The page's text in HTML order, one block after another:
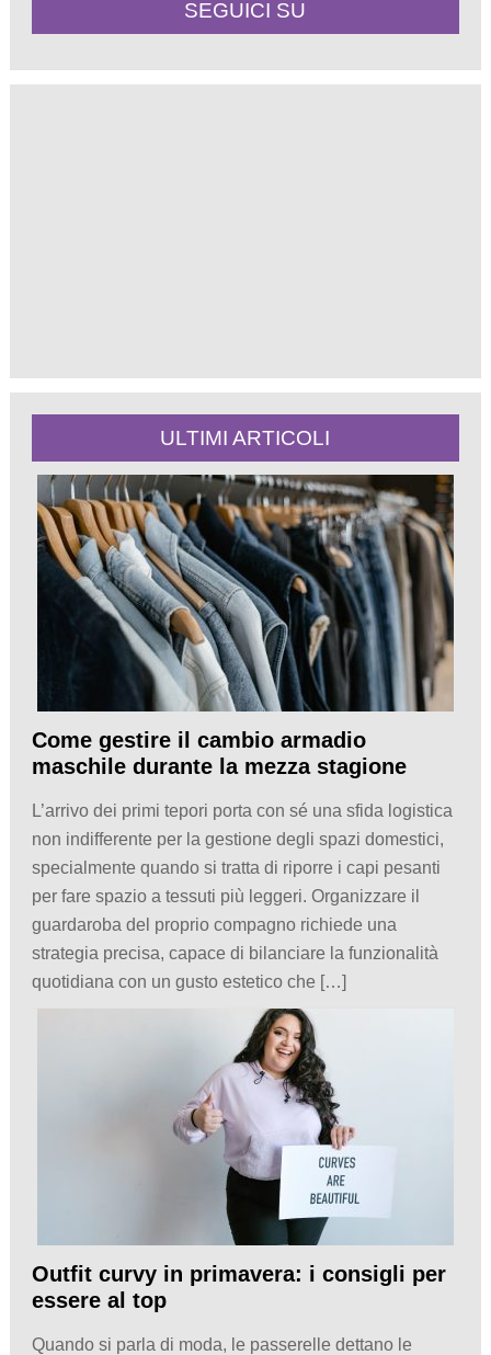
SEGUICI SU
ULTIMI ARTICOLI
Come gestire il cambio armadio
maschile durante la mezza stagione
L’arrivo dei primi tepori porta con sé una sfida logistica
non indifferente per la gestione degli spazi domestici,
specialmente quando si tratta di riporre i capi pesanti
per fare spazio a tessuti più leggeri. Organizzare il
guardaroba del proprio compagno richiede una
strategia precisa, capace di bilanciare la funzionalità
quotidiana con un gusto estetico che […]
Outfit curvy in primavera: i consigli per
essere al top
Quando si parla di moda, le passerelle dettano le